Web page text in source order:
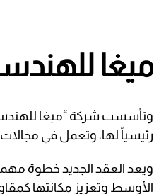
ميغا
رئيسياً لها، وتعمل في مجالات
ويعد العقد الجديد خطوة
الأوسط وتعزيز مكانتها